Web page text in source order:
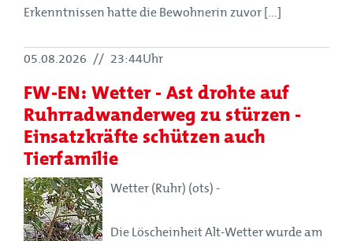
Erkenntnissen hatte die Bewohnerin zuvor [...]
05.08.2026 // 23:44Uhr
FW-EN: Wetter - Ast drohte auf
Ruhrradwanderweg zu stürzen -
Einsatzkräfte schützen auch
Tierfamilie
Wetter (Ruhr) (ots) -
Die Löscheinheit Alt-Wetter wurde am